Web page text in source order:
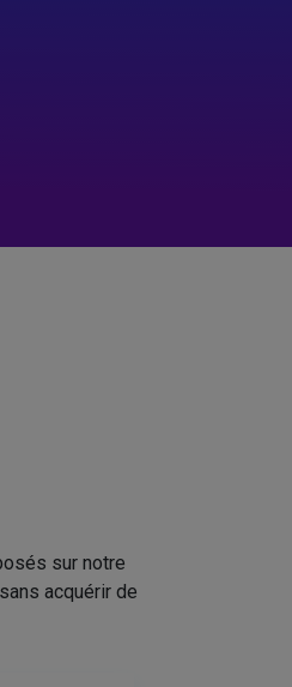
sur notre
acquérir de